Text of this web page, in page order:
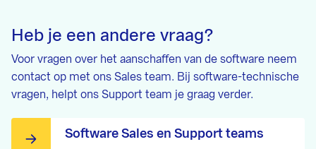
Heb je een andere vraag?
Voor vragen over het aanschaffen van de software neem
contact op met ons Sales team. Bij software-technische
vragen, helpt ons Support team je graag verder.
Software Sales en Support teams